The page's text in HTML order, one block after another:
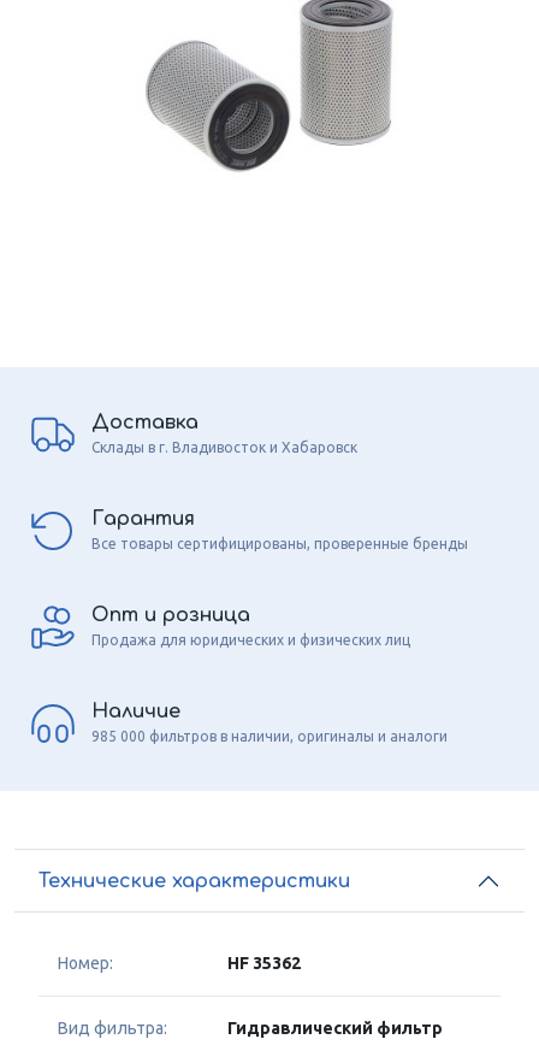
Доставка
Склады в г. Владивосток и Хабаровск
Гарантия
Все товары сертифицированы, проверенные бренды
Опт и розница
Продажа для юридических и физических лиц
Наличие
985 000 фильтров в наличии, оригиналы и аналоги
Технические характеристики
Номер: HF 35362
Вид фильтра: Гидравлический фильтр